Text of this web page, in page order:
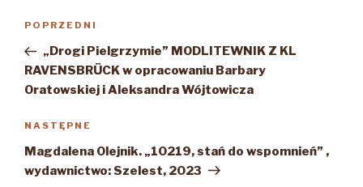
Poprzedni
wpis
POPRZEDNI
„Drogi Pielgrzymie” MODLITEWNIK Z KL
RAVENSBRÜCK w opracowaniu Barbary
Oratowskiej i Aleksandra Wójtowicza
Następny
wpis
NASTĘPNE
Magdalena Olejnik. „10219, stań do wspomnień” ,
wydawnictwo: Szelest, 2023